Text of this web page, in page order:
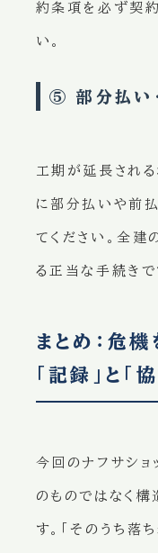
約条項を必ず契約
い。
⑤ 部分払い
工期が延長され
に部分払いや前
てください。全建
る正当な手続きで
まとめ：危
「記録」と「協
今回のナフサショ
のものではなく
す。「そのうち落